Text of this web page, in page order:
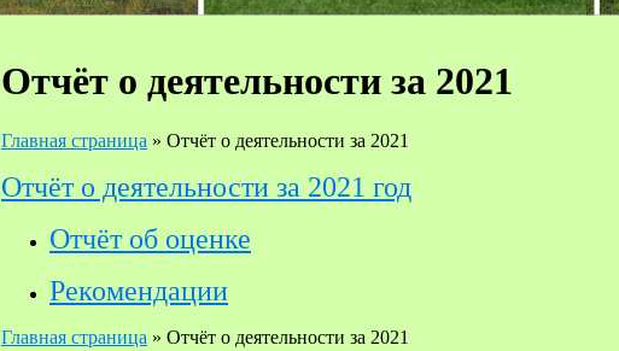
Отчёт о деятельности за 2021
Главная страница » Отчёт о деятельности за 2021
Отчёт о деятельности за 2021 год
Отчёт об оценке
Рекомендации
Главная страница » Отчёт о деятельности за 2021